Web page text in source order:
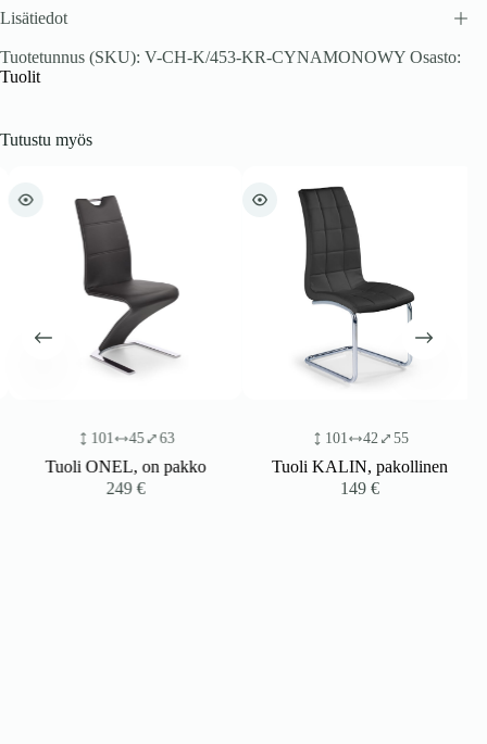
Lisätiedot
Tuotetunnus (SKU): V-CH-K/453-KR-CYNAMONOWY Osasto:
Tuolit
Tutustu myös
101 45 63
Tuoli ONEL, on pakko
249€
101 42 55
Tuoli KALIN, pakollinen
149€